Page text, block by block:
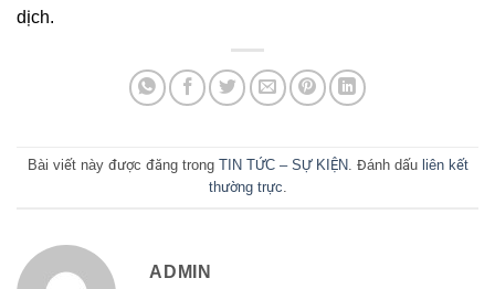
dịch.
Bài viết này được đăng trong TIN TỨC – SỰ KIỆN. Đánh dấu liên kết
thường trực.
ADMIN